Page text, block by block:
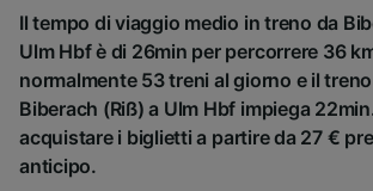
Il tempo di viaggio medio in treno da
Ulm Hbf è di 26min per percorrere 36
normalmente 53 treni al giorno e il
Biberach (Riß) a Ulm Hbf impiega
acquistare i biglietti a partire da 27 €
anticipo.